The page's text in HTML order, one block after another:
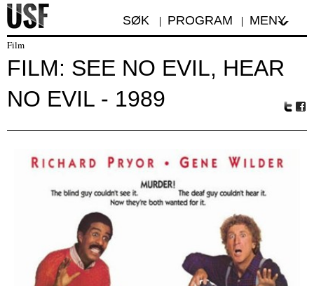
SØK PROGRAM MENY
Film
FILM: SEE NO EVIL, HEAR
NO EVIL - 1989